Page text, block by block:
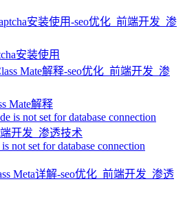
安装使用
Mate解释
not set for database connection